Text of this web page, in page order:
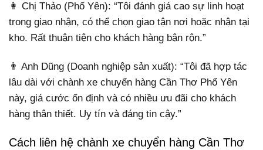
👩 Chị Thảo (Phổ Yên): “Tôi đánh giá cao sự linh hoạt
trong giao nhận, có thể chọn giao tận nơi hoặc nhận tại
kho. Rất thuận tiện cho khách hàng bận rộn.”
👨 Anh Dũng (Doanh nghiệp sản xuất): “Tôi đã hợp tác
lâu dài với chành xe chuyển hàng Cần Thơ Phổ Yên
này, giá cước ổn định và có nhiều ưu đãi cho khách
hàng thân thiết. Uy tín và đáng tin cậy.”
Cách liên hệ chành xe chuyển hàng Cần Thơ